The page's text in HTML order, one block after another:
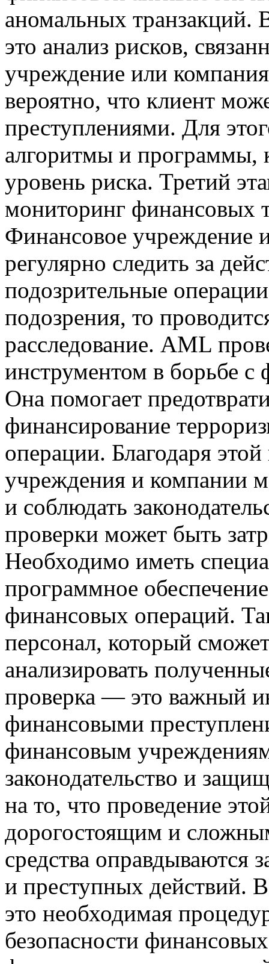
аномальных
это анализ рисков,
учреждение или
вероятно, что клиент
преступлениями. Для
алгоритмы и программы,
уровень риска. Третий
мониторинг финансовых
Финансовое учреждение
регулярно следить за
подозрительные
подозрения, то
расследование. AML
инструментом в борьбе
Она помогает
финансирование
операции. Благодаря
учреждения и компании
и соблюдать
проверки может быть
Необходимо иметь
программное
финансовых операций.
персонал, который
анализировать
проверка — это важный
финансовыми
финансовым
законодательство и
на то, что проведение
дорогостоящим и
средства оправдываются
и преступных действий.
это необходимая
безопасности